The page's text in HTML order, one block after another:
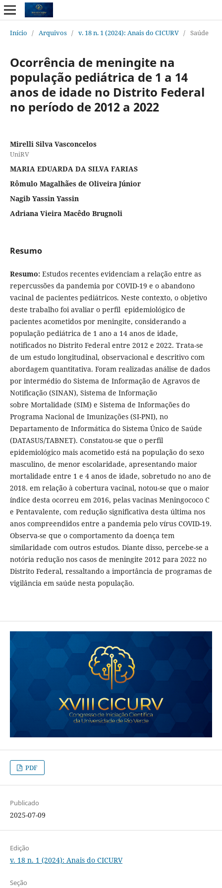
Início / Arquivos / v. 18 n. 1 (2024): Anais do CICURV / Saúde
Ocorrência de meningite na
população pediátrica de 1 a 14
anos de idade no Distrito Federal
no período de 2012 a 2022
Mirelli Silva Vasconcelos
UniRV
MARIA EDUARDA DA SILVA FARIAS
Rômulo Magalhães de Oliveira Júnior
Nagib Yassin Yassin
Adriana Vieira Macêdo Brugnoli
Resumo
Resumo:Estudos recentes evidenciam a relação entre as
repercussões da pandemia por COVID-19 e o abandono
vacinal de pacientes pediátricos. Neste contexto, o objetivo
deste trabalho foi avaliar o perfil epidemiológico de
pacientes acometidos por meningite, considerando a
população pediátrica de 1 ano a 14 anos de idade,
notificados no Distrito Federal entre 2012 e 2022. Trata-se
de um estudo longitudinal, observacional e descritivo com
abordagem quantitativa. Foram realizadas análise de dados
por intermédio do Sistema de Informação de Agravos de
Notificação (SINAN), Sistema de Informação
sobre Mortalidade (SIM) e Sistema de Informações do
Programa Nacional de Imunizações (SI-PNI), no
Departamento de Informática do Sistema Único de Saúde
(DATASUS/TABNET). Constatou-se que o perfil
epidemiológico mais acometido está na população do sexo
masculino, de menor escolaridade, apresentando maior
mortalidade entre 1 e 4 anos de idade, sobretudo no ano de
2018. em relação à cobertura vacinal, notou-se que o maior
índice desta ocorreu em 2016, pelas vacinas Meningococo C
e Pentavalente, com redução significativa desta última nos
anos compreendidos entre a pandemia pelo vírus COVID-19.
Observa-se que o comportamento da doença tem
similaridade com outros estudos. Diante disso, percebe-se a
notória redução nos casos de meningite 2012 para 2022 no
Distrito Federal, ressaltando a importância de programas de
vigilância em saúde nesta população.
PDF
Publicado
2025-07-09
Edição
v. 18 n. 1 (2024): Anais do CICURV
Seção